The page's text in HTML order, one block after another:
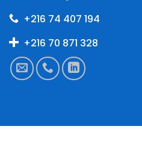
+216 74 407 194
+216 70 871 328